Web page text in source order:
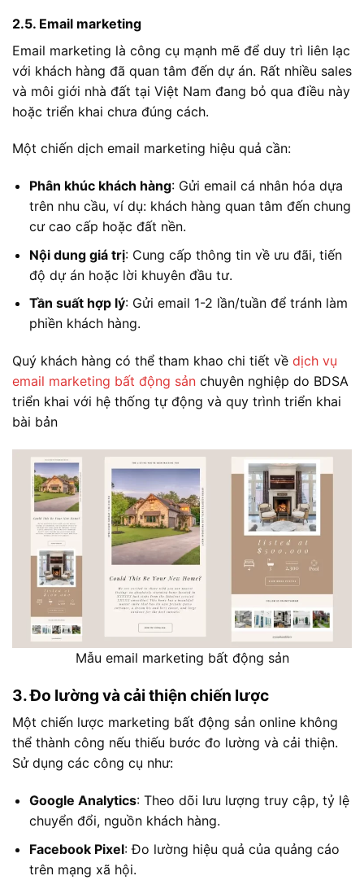
2.5. Email marketing
Email marketing là công cụ mạnh mẽ để duy trì liên lạc
với khách hàng đã quan tâm đến dự án. Rất nhiều sales
và môi giới nhà đất tại Việt Nam đang bỏ qua điều này
hoặc triển khai chưa đúng cách.
Một chiến dịch email marketing hiệu quả cần:
Phân khúc khách hàng: Gửi email cá nhân hóa dựa
trên nhu cầu, ví dụ: khách hàng quan tâm đến chung
cư cao cấp hoặc đất nền.
Nội dung giá trị: Cung cấp thông tin về ưu đãi, tiến
độ dự án hoặc lời khuyên đầu tư.
Tần suất hợp lý: Gửi email 1-2 lần/tuần để tránh làm
phiền khách hàng.
Quý khách hàng có thể tham khao chi tiết về dịch vụ
email marketing bất động sản chuyên nghiệp do BDSA
triển khai với hệ thống tự động và quy trình triển khai
bài bản
Mẫu email marketing bất động sản
3. Đo lường và cải thiện chiến lược
Một chiến lược marketing bất động sản online không
thể thành công nếu thiếu bước đo lường và cải thiện.
Sử dụng các công cụ như:
Google Analytics: Theo dõi lưu lượng truy cập, tỷ lệ
chuyển đổi, nguồn khách hàng.
Facebook Pixel: Đo lường hiệu quả của quảng cáo
trên mạng xã hội.